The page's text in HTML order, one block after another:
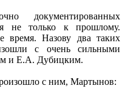
документированных
не только к прошлому.
время. Назову два таких
с очень сильными
и Е.А. Дубицким.
с ним, Мартынов: